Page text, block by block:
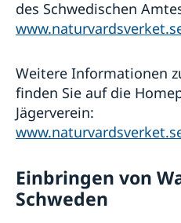
des Schwedischen
Weitere Informationen
finden Sie auf die
Jägerverein:
Einbringen von
Schweden